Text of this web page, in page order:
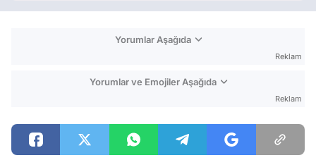
Yorumlar Aşağıda
Reklam
Yorumlar ve Emojiler Aşağıda
Reklam